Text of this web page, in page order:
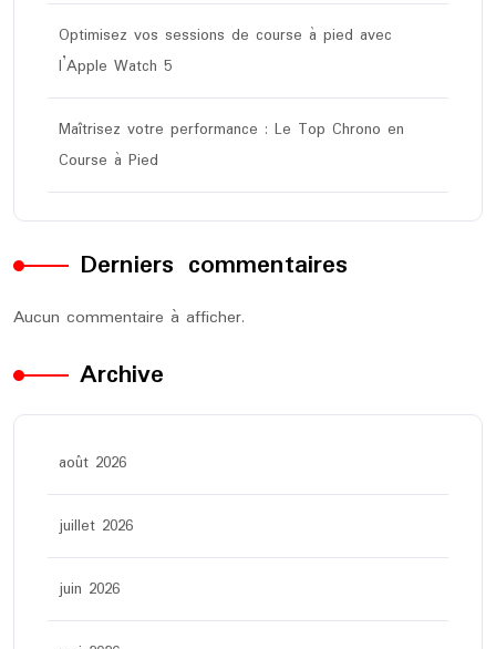
Optimisez vos sessions de course à pied avec
l’Apple Watch 5
Maîtrisez votre performance : Le Top Chrono en
Course à Pied
Derniers commentaires
Aucun commentaire à afficher.
Archive
août 2026
juillet 2026
juin 2026